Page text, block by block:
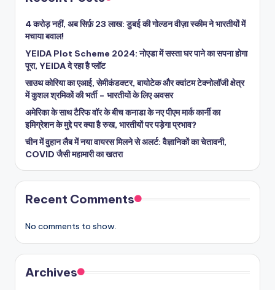
4 करोड़ नहीं, अब सिर्फ़ 23 लाख: डुबई की गोल्डन वीज़ा स्कीम ने भारतीयों में
मचाया बवाल!
YEIDA Plot Scheme 2024: नोएडा में सस्ता घर पाने का सपना होगा
पूरा, YEIDA दे रहा है प्लॉट
साउथ कोरिया का एआई, सेमीकंडक्टर, बायोटेक और क्वांटम टेक्नोलॉजी क्षेत्र
में कुशल श्रमिकों की भर्ती – भारतीयों के लिए अवसर
अमेरिका के साथ टैरिफ वॉर के बीच कनाडा के नए पीएम मार्क कार्नी का
इमिग्रेशन के मुद्दे पर क्या है रुख, भारतीयों पर पड़ेगा प्रभाव?
चीन में वुहान लैब में नया वायरस मिलने से अलर्ट: वैज्ञानिकों का चेतावनी,
COVID जैसी महामारी का खतरा
Recent Comments
No comments to show.
Archives